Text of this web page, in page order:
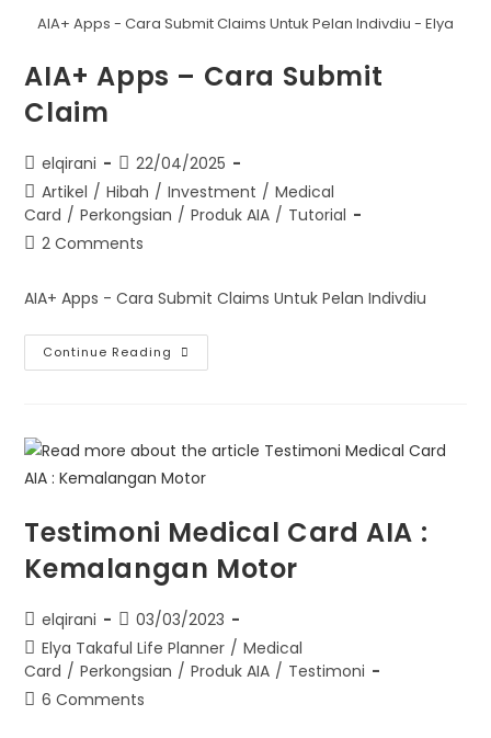
AIA+ Apps - Cara Submit Claims Untuk Pelan Indivdiu - Elya
AIA+ Apps – Cara Submit
Claim
elqirani
22/04/2025
Artikel / Hibah / Investment / Medical
Card / Perkongsian / Produk AIA / Tutorial
2 Comments
AIA+ Apps - Cara Submit Claims Untuk Pelan Indivdiu
Continue Reading
Testimoni Medical Card AIA :
Kemalangan Motor
elqirani
03/03/2023
Elya Takaful Life Planner / Medical
Card / Perkongsian / Produk AIA / Testimoni
6 Comments